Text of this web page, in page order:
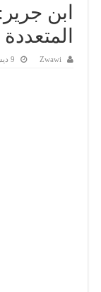
ابن
Zwawi 9 ديسمبر 2023